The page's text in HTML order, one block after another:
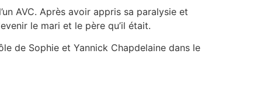
AVC. Après avoir appris sa paralysie et
le mari et le père qu’il était.
de Sophie et Yannick Chapdelaine dans le